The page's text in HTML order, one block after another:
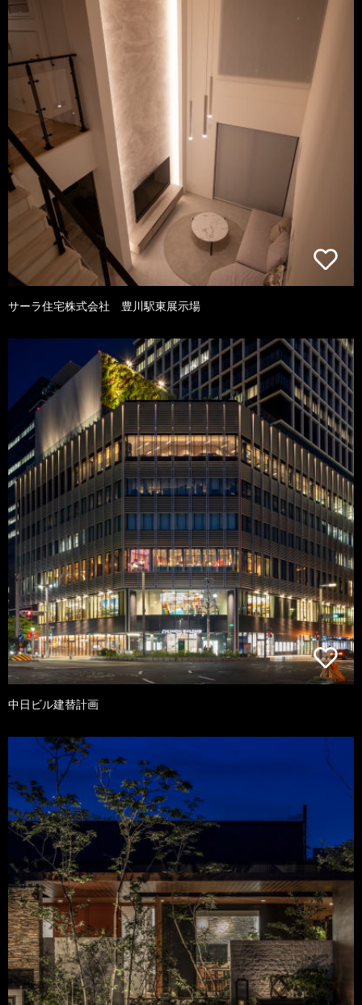
サーラ住宅株式会社 豊川駅東展示場
中日ビル建替計画